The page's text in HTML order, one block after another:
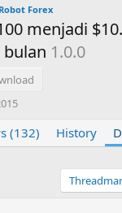
Forex
menjadi
bulan 1.0.0
(132) History